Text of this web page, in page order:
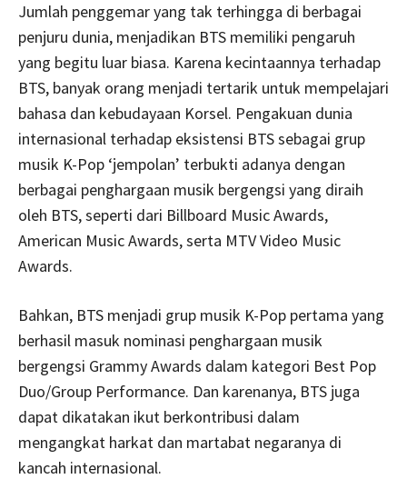
Jumlah penggemar yang tak terhingga di berbagai
penjuru dunia, menjadikan BTS memiliki pengaruh
yang begitu luar biasa. Karena kecintaannya terhadap
BTS, banyak orang menjadi tertarik untuk mempelajari
bahasa dan kebudayaan Korsel. Pengakuan dunia
internasional terhadap eksistensi BTS sebagai grup
musik K-Pop ‘jempolan’ terbukti adanya dengan
berbagai penghargaan musik bergengsi yang diraih
oleh BTS, seperti dari Billboard Music Awards,
American Music Awards, serta MTV Video Music
Awards.
Bahkan, BTS menjadi grup musik K-Pop pertama yang
berhasil masuk nominasi penghargaan musik
bergengsi Grammy Awards dalam kategori Best Pop
Duo/Group Performance. Dan karenanya, BTS juga
dapat dikatakan ikut berkontribusi dalam
mengangkat harkat dan martabat negaranya di
kancah internasional.